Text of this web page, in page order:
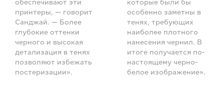
обеспечивают эти
принтеры, — говорит
Санджай. — Более
глубокие оттенки
черного и высокая
детализация в тенях
позволяют избежать
постеризации».
которые были бы
особенно заметны в
тенях, требующих
наиболее плотного
нанесения чернил. В
итоге получается по-
настоящему черно-
белое изображение».